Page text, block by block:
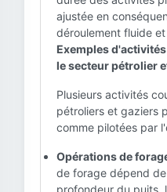
ajustée en
déroulement fluide
Exemples
le secteur pétrolier
Plusieurs activités
pétroliers et gaziers
comme pilotées par
Opérations de
de forage dépend
profondeur du puits,